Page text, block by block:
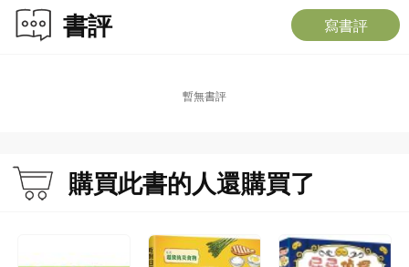
書評 寫書評
暫無書評
購買此書的人還購買了